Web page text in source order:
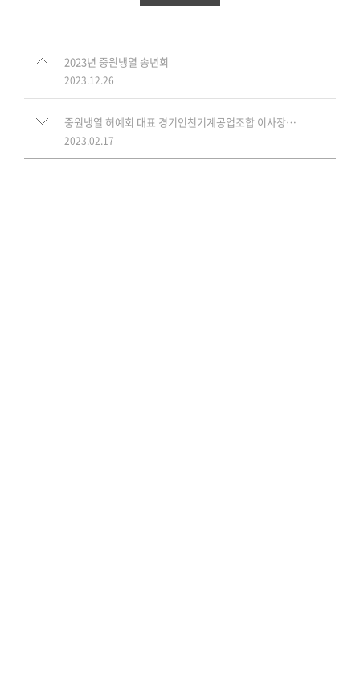
2023년 중원냉열 송년회
2023.12.26
중원냉열 허예회 대표 경기인천기계공업조합 이사장 선임
2023.02.17